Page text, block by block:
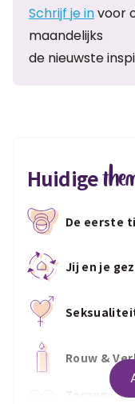
Schrijf je invoor
maandelijks
de nieuwste
Huidige
De eerste
Jij en je
Rouw &
Zorgen